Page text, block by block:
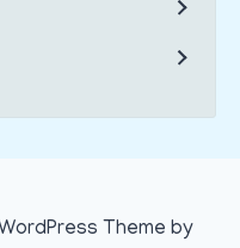
Theme by